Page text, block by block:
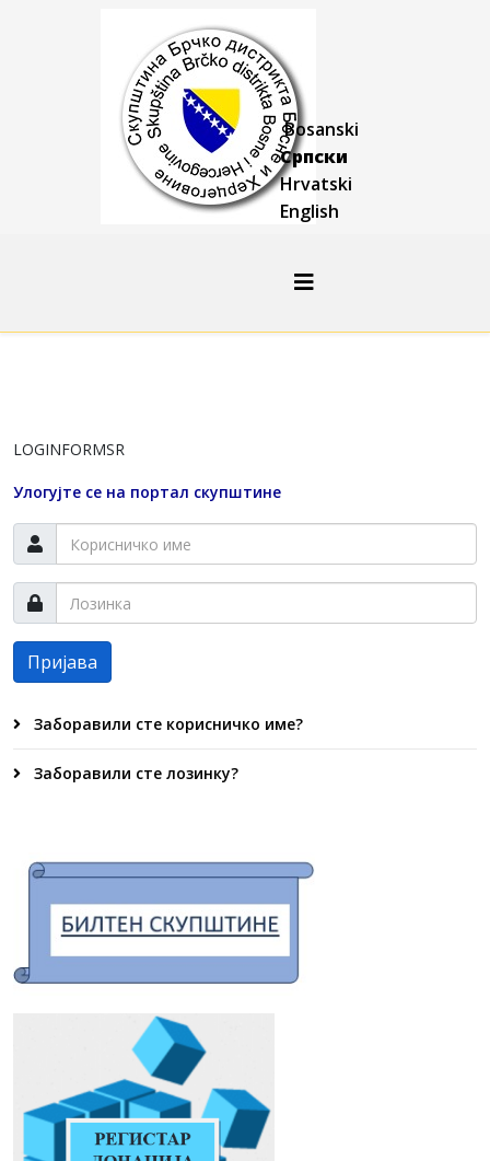
Bosanski
Српски
Hrvatski
English
LOGINFORMSR
Улогујте се на портал скупштине
Пријава
Заборавили сте корисничко име?
Заборавили сте лозинку?